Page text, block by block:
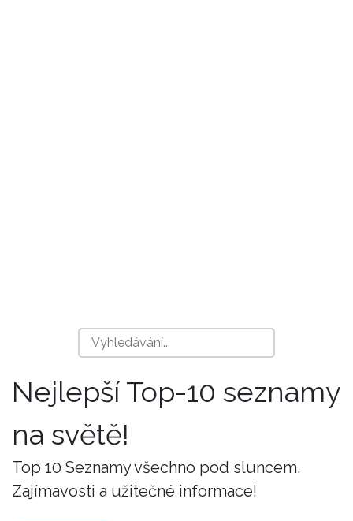
Nejlepší Top-10 seznamy
na světě!
Top 10 Seznamy všechno pod sluncem.
Zajímavosti a užitečné informace!